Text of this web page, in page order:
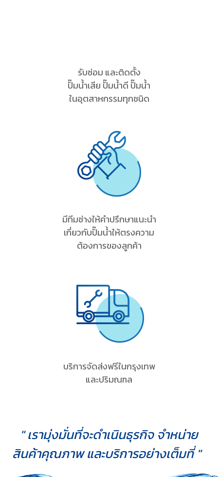
รับซ่อม และติดตั้ง
ปั๊มน้ำเสีย ปั๊มน้ำดี ปั๊มน้ำ
ในอุตสาหกรรมทุกชนิด
มีทีมช่างให้คำปรึกษาแนะนำ
เกี่ยวกับปั๊มน้ำให้ตรงความ
ต้องการของลูกค้า
บริการจัดส่งฟรีในกรุงเทพ
และปริมณฑล
" เรามุ่งมั่นที่จะดำเนินธุรกิจ จำหน่าย
สินค้าคุณภาพ และบริการอย่างเต็มที่ "